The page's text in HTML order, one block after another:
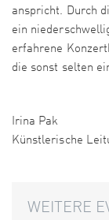
anspricht. Durch
ein
erfahrene
die sonst selten
Irina Pak
Künstlerische
WEITERE